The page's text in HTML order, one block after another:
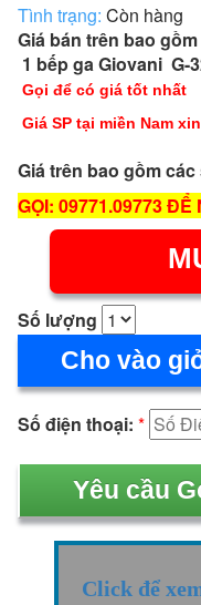
Tình trạng: Còn hàng
Giá bán trên bao
1 bếp ga Giovani G-
Gọi để có giá tốt nhất
Giá SP tại miền Nam
Giá trên bao gồm
GỌI: 09771.09773
Số lượng
Cho vào
Số điện thoại: *
Click để